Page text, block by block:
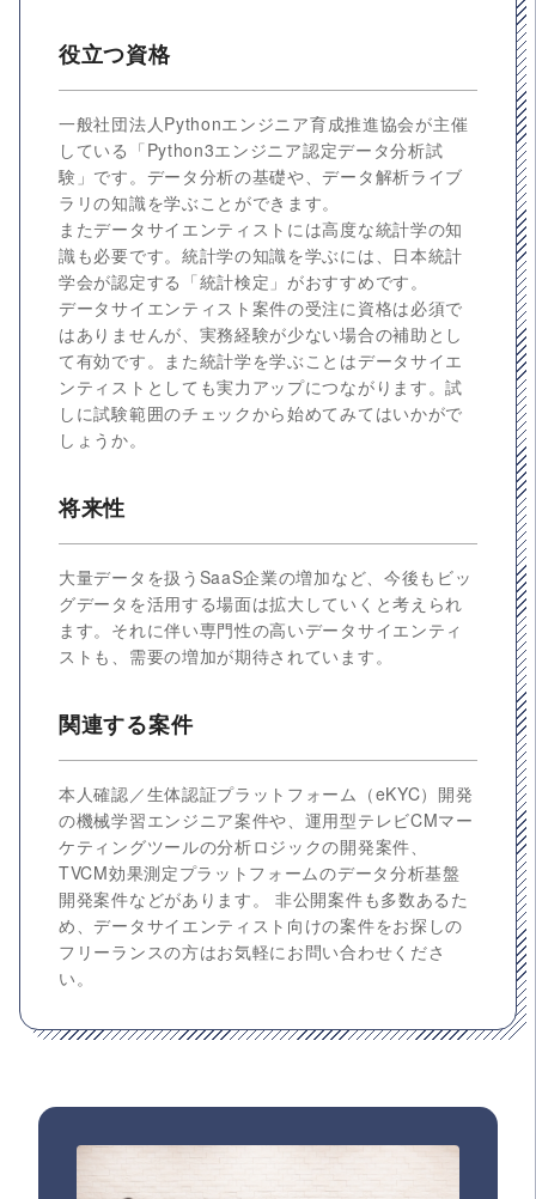
役立つ資格
一般社団法人Pythonエンジニア育成推進協会が主催
している「Python3エンジニア認定データ分析試
験」です。データ分析の基礎や、データ解析ライブ
ラリの知識を学ぶことができます。
またデータサイエンティストには高度な統計学の知
識も必要です。統計学の知識を学ぶには、日本統計
学会が認定する「統計検定」がおすすめです。
データサイエンティスト案件の受注に資格は必須で
はありませんが、実務経験が少ない場合の補助とし
て有効です。また統計学を学ぶことはデータサイエ
ンティストとしても実力アップにつながります。試
しに試験範囲のチェックから始めてみてはいかがで
しょうか。
将来性
大量データを扱うSaaS企業の増加など、今後もビッ
グデータを活用する場面は拡大していくと考えられ
ます。それに伴い専門性の高いデータサイエンティ
ストも、需要の増加が期待されています。
関連する案件
本人確認／生体認証プラットフォーム（eKYC）開発
の機械学習エンジニア案件や、運用型テレビCMマー
ケティングツールの分析ロジックの開発案件、
TVCM効果測定プラットフォームのデータ分析基盤
開発案件などがあります。 非公開案件も多数あるた
め、データサイエンティスト向けの案件をお探しの
フリーランスの方はお気軽にお問い合わせくださ
い。